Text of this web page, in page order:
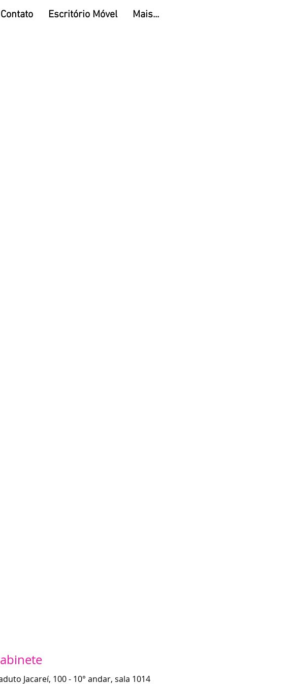
Contato Escritório Móvel Mais...
Jacareí, 100 - 10° andar, sala 1014